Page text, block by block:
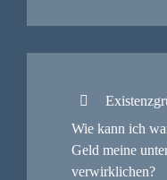
Wie kann ich
Geld meine
verwirklichen?